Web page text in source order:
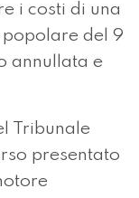
i costi di una
del 9
annullata e
Tribunale
presentato